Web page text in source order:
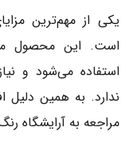
یکی از مهم‌ترین
است. این محصول
استفاده می‌شود و
ندارد. به همین دلیل
مراجعه به آرایشگاه